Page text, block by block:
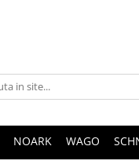
NOARK WAGO